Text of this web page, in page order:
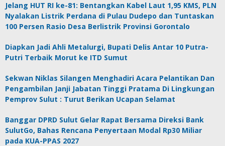
Jelang HUT RI ke-81: Bentangkan Kabel Laut 1,95 KMS, PLN
Nyalakan Listrik Perdana di Pulau Dudepo dan Tuntaskan
100 Persen Rasio Desa Berlistrik Provinsi Gorontalo
Diapkan Jadi Ahli Metalurgi, Bupati Delis Antar 10 Putra-
Putri Terbaik Morut ke ITD Sumut
Sekwan Niklas Silangen Menghadiri Acara Pelantikan Dan
Pengambilan Janji Jabatan Tinggi Pratama Di Lingkungan
Pemprov Sulut : Turut Berikan Ucapan Selamat
Banggar DPRD Sulut Gelar Rapat Bersama Direksi Bank
SulutGo, Bahas Rencana Penyertaan Modal Rp30 Miliar
pada KUA-PPAS 2027